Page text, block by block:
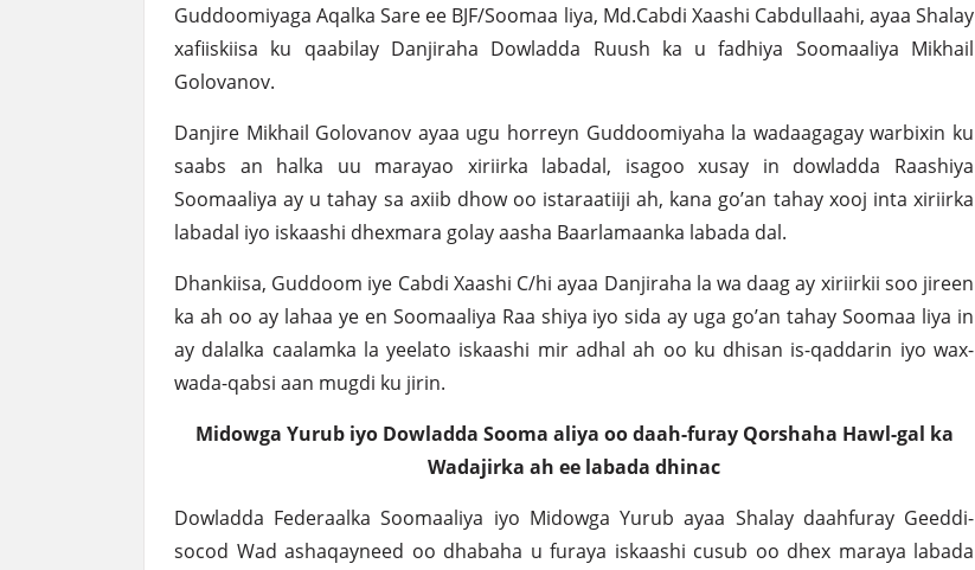
Guddoomiyaga Aqalka Sare ee BJF/Soomaa liya, Md.Cabdi Xaashi Cabdullaahi, ayaa Shalay
xafiiskiisa ku qaabilay Danjiraha Dowladda Ruush ka u fadhiya Soomaaliya Mikhail
Golovanov.
Danjire Mikhail Golovanov ayaa ugu horreyn Guddoomiyaha la wadaagagay warbixin ku
saabs an halka uu marayao xiriirka labadal, isagoo xusay in dowladda Raashiya
Soomaaliya ay u tahay sa axiib dhow oo istaraatiiji ah, kana go’an tahay xooj inta xiriirka
labadal iyo iskaashi dhexmara golay aasha Baarlamaanka labada dal.
Dhankiisa, Guddoom iye Cabdi Xaashi C/hi ayaa Danjiraha la wa daag ay xiriirkii soo jireen
ka ah oo ay lahaa ye en Soomaaliya Raa shiya iyo sida ay uga go’an tahay Soomaa liya in
ay dalalka caalamka la yeelato iskaashi mir adhal ah oo ku dhisan is-qaddarin iyo wax-
wada-qabsi aan mugdi ku jirin.
Midowga Yurub iyo Dowladda Sooma aliya oo daah-furay Qorshaha Hawl-gal ka
Wadajirka ah ee labada dhinac
Dowladda Federaalka Soomaaliya iyo Midowga Yurub ayaa Shalay daahfuray Geeddi-
socod Wad ashaqayneed oo dhabaha u furaya iskaashi cusub oo dhex maraya labada